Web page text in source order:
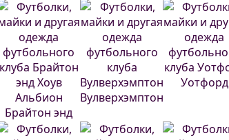
Брайтон энд
Хоув Альбион
Вулверхэмптон
Уотфорд